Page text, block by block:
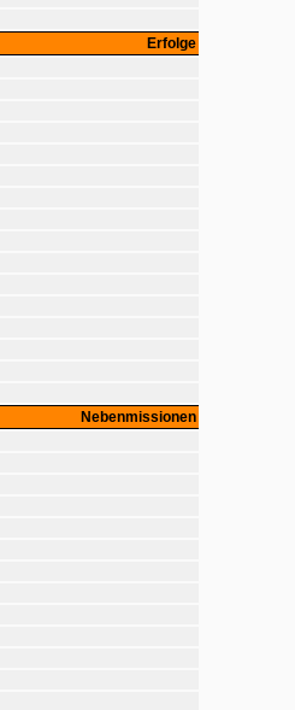
Erfolge
Nebenmissionen